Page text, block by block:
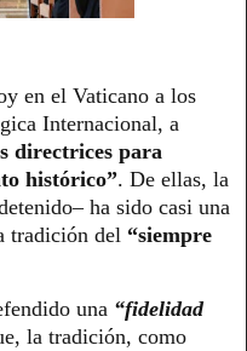
en el Vaticano a los
Internacional, a
directrices para
histórico”. De ellas, la
ha sido casi una
tradición del “siempre
una “fidelidad
la tradición, como